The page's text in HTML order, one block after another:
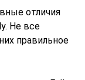
отличия
Не все
правильное